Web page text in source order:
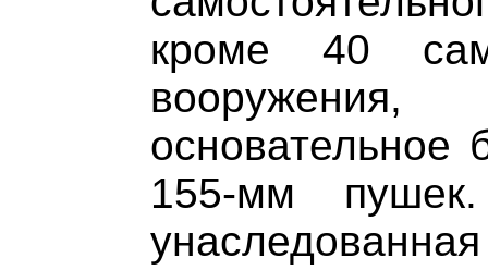
кроме 40
основательное
155-мм